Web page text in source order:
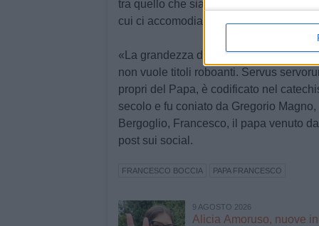
tra quello che siamo e quello che
cui ci accomodiamo, tra la nostra voce
«La grandezza della chiesa sta anche
non vuole titoli roboanti. Servus
propri del Papa, è codificato nel
secolo e fu coniato da Gregorio
Bergoglio, Francesco, il papa venuto
post sui social.
FRANCESCO BOCCIA PAPA FRANCESCO
9 AGOSTO 2026
Alicia Amoruso, nuove